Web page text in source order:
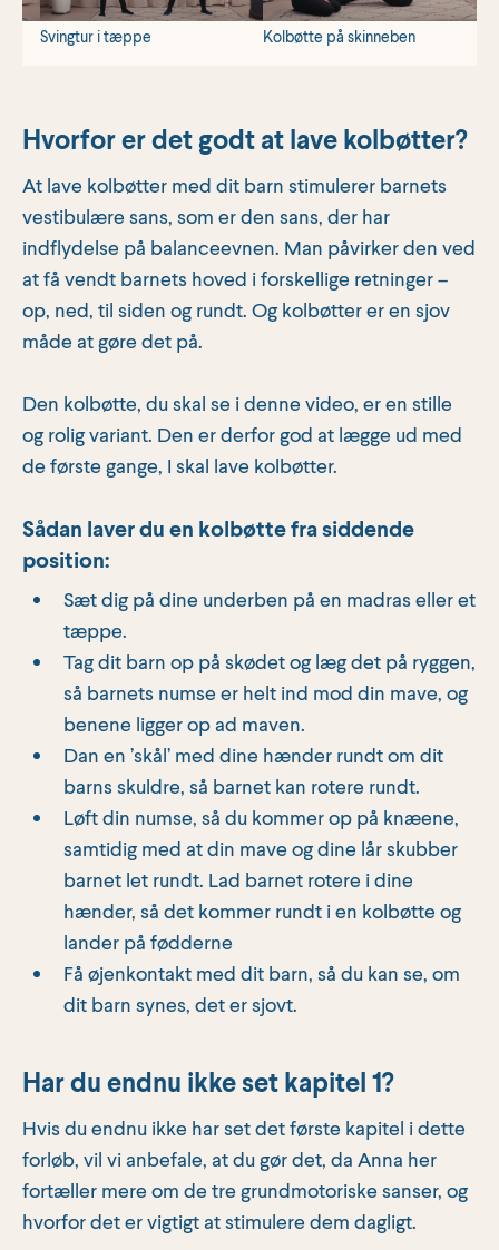
Svingtur i tæppe Kolbøtte på skinneben
Hvorfor er det godt at lave kolbøtter?
At lave kolbøtter med dit barn stimulerer barnets
vestibulære sans, som er den sans, der har
indflydelse på balanceevnen. Man påvirker den ved
at få vendt barnets hoved i forskellige retninger –
op, ned, til siden og rundt. Og kolbøtter er en sjov
måde at gøre det på.
Den kolbøtte, du skal se i denne video, er en stille
og rolig variant. Den er derfor god at lægge ud med
de første gange, I skal lave kolbøtter.
Sådan laver du en kolbøtte fra siddende
position:
Sæt dig på dine underben på en madras eller et
tæppe.
Tag dit barn op på skødet og læg det på ryggen,
så barnets numse er helt ind mod din mave, og
benene ligger op ad maven.
Dan en ’skål’ med dine hænder rundt om dit
barns skuldre, så barnet kan rotere rundt.
Løft din numse, så du kommer op på knæene,
samtidig med at din mave og dine lår skubber
barnet let rundt. Lad barnet rotere i dine
hænder, så det kommer rundt i en kolbøtte og
lander på fødderne
Få øjenkontakt med dit barn, så du kan se, om
dit barn synes, det er sjovt.
Har du endnu ikke set kapitel 1?
Hvis du endnu ikke har set det første kapitel i dette
forløb, vil vi anbefale, at du gør det, da Anna her
fortæller mere om de tre grundmotoriske sanser, og
hvorfor det er vigtigt at stimulere dem dagligt.